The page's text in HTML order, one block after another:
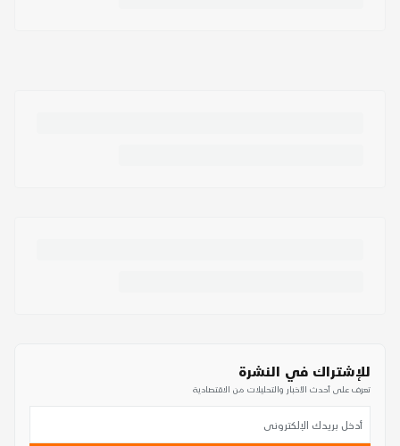
للإشتراك في النشرة
تعرف على أحدث الأخبار والتحليلات من الاقتصادية